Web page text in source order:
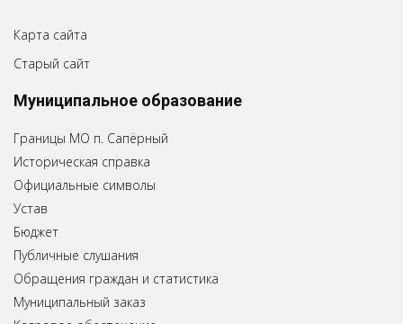
Карта сайта
Старый сайт
Муниципальное образование
Границы МО п. Сапёрный
Историческая справка
Официальные символы
Устав
Бюджет
Публичные слушания
Обращения граждан и статистика
Муниципальный заказ